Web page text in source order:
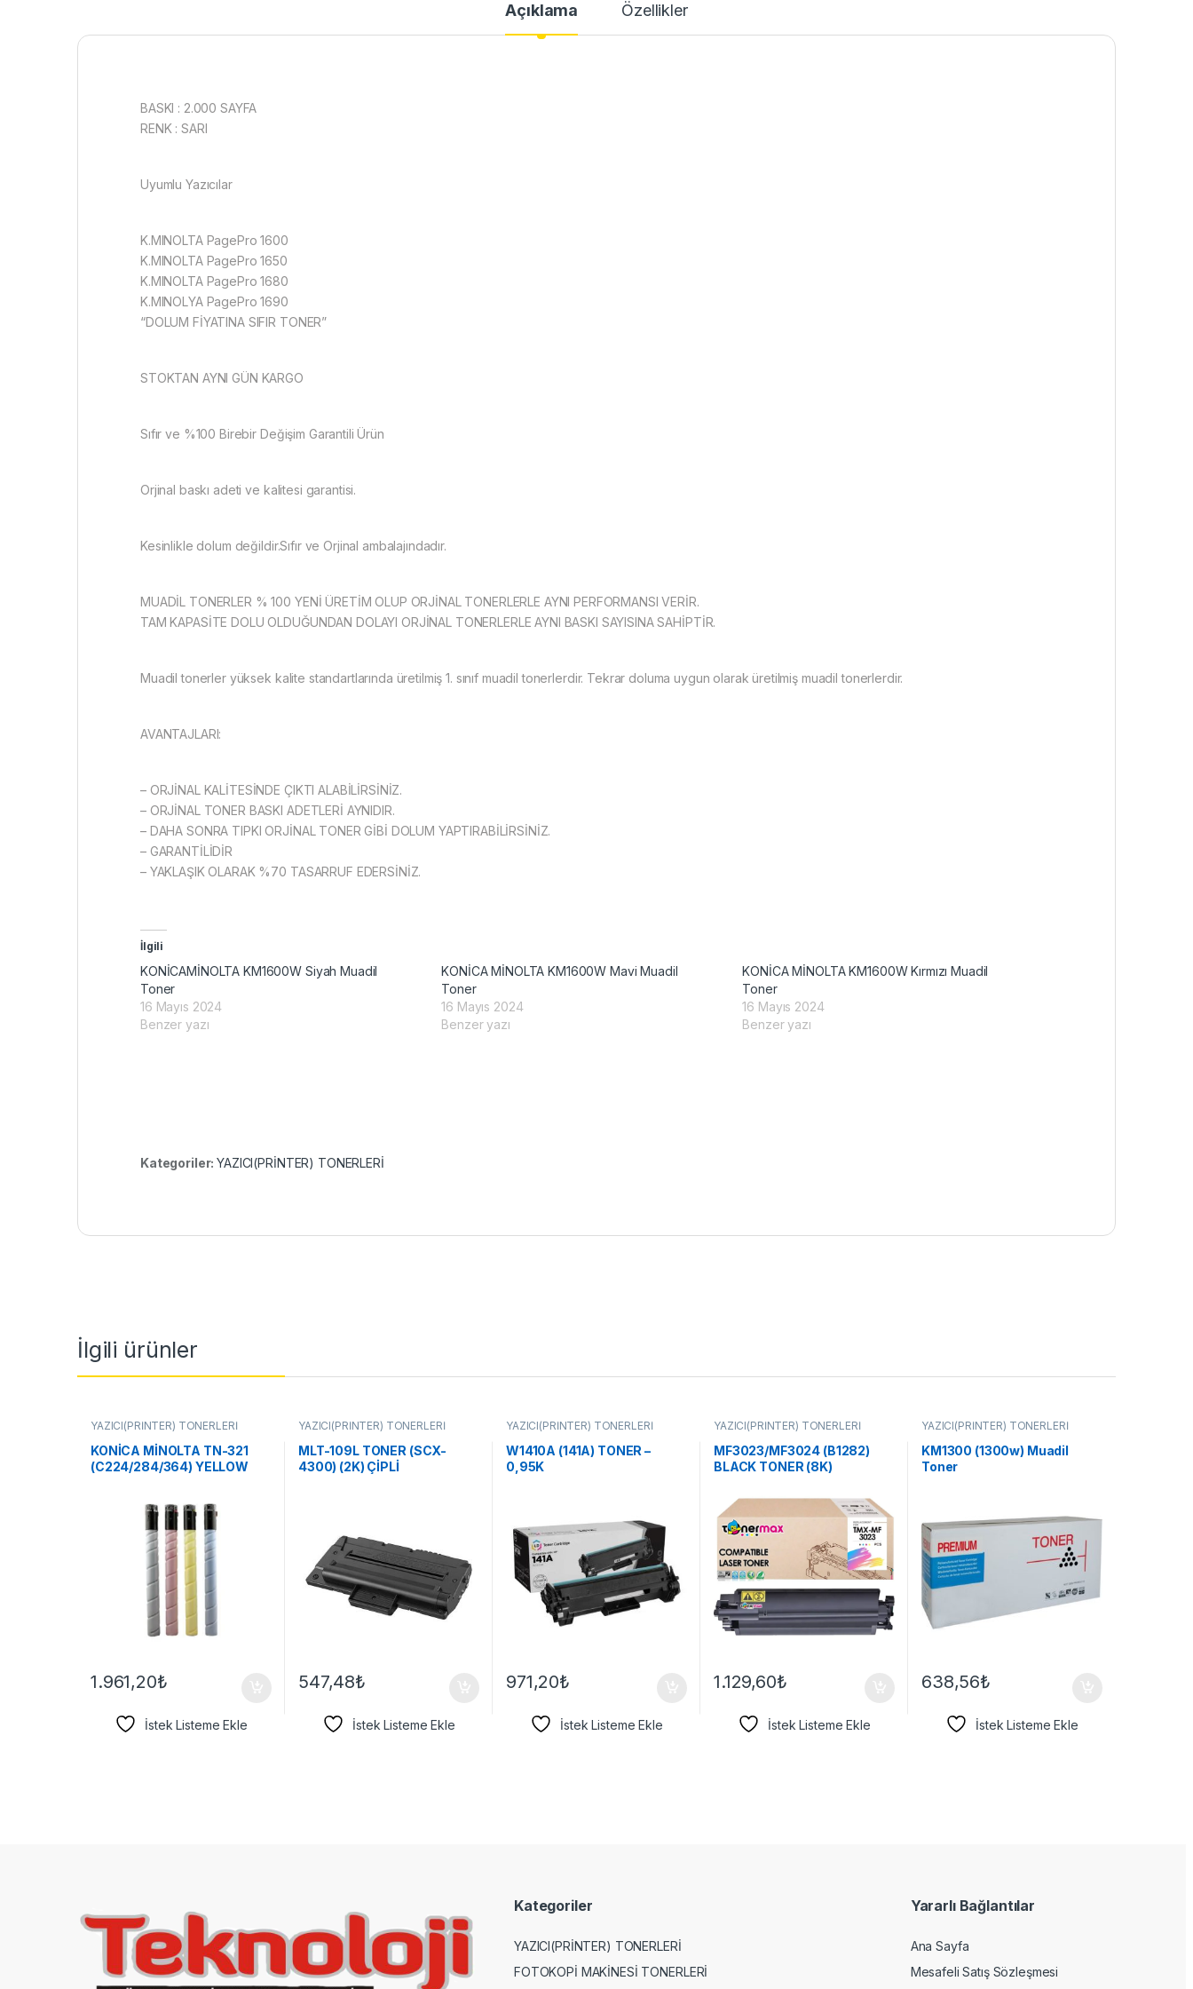
Açıklama Özellikler
BASKI : 2.000 SAYFA
RENK : SARI
Uyumlu Yazıcılar
K.MINOLTA PagePro 1600
K.MINOLTA PagePro 1650
K.MINOLTA PagePro 1680
K.MINOLYA PagePro 1690
“DOLUM FİYATINA SIFIR TONER”
STOKTAN AYNI GÜN KARGO
Sıfır ve %100 Birebir Değişim Garantili Ürün
Orjinal baskı adeti ve kalitesi garantisi.
Kesinlikle dolum değildir.Sıfır ve Orjinal ambalajındadır.
MUADİL TONERLER % 100 YENİ ÜRETİM OLUP ORJİNAL TONERLERLE AYNI PERFORMANSI VERİR.
TAM KAPASİTE DOLU OLDUĞUNDAN DOLAYI ORJİNAL TONERLERLE AYNI BASKI SAYISINA SAHİPTİR.
Muadil tonerler yüksek kalite standartlarında üretilmiş 1. sınıf muadil tonerlerdir. Tekrar doluma uygun olarak üretilmiş muadil tonerlerdir.
AVANTAJLARI:
– ORJİNAL KALİTESİNDE ÇIKTI ALABİLİRSİNİZ.
– ORJİNAL TONER BASKI ADETLERİ AYNIDIR.
– DAHA SONRA TIPKI ORJİNAL TONER GİBİ DOLUM YAPTIRABİLİRSİNİZ.
– GARANTİLİDİR
– YAKLAŞIK OLARAK %70 TASARRUF EDERSİNİZ.
İlgili
KONİCAMİNOLTA KM1600W Siyah Muadil
Toner
16 Mayıs 2024
Benzer yazı
KONİCA MİNOLTA KM1600W Mavi Muadil
Toner
16 Mayıs 2024
Benzer yazı
KONİCA MİNOLTA KM1600W Kırmızı Muadil
Toner
16 Mayıs 2024
Benzer yazı
Kategoriler:YAZICI(PRİNTER) TONERLERİ
İlgili ürünler
YAZICI(PRİNTER) TONERLERİ
KONİCA MİNOLTA TN-321
(C224/284/364) YELLOW
1.961,20₺
İstek Listeme Ekle
YAZICI(PRİNTER) TONERLERİ
MLT-109L TONER (SCX-
4300) (2K) ÇİPLİ
547,48₺
İstek Listeme Ekle
YAZICI(PRİNTER) TONERLERİ
W1410A (141A) TONER –
0,95K
971,20₺
İstek Listeme Ekle
YAZICI(PRİNTER) TONERLERİ
MF3023/MF3024 (B1282)
BLACK TONER (8K)
1.129,60₺
İstek Listeme Ekle
YAZICI(PRİNTER) TONERLERİ
KM1300 (1300w) Muadil
Toner
638,56₺
İstek Listeme Ekle
Kategoriler
YAZICI(PRİNTER) TONERLERİ
FOTOKOPİ MAKİNESİ TONERLERİ
Yararlı Bağlantılar
Ana Sayfa
Mesafeli Satış Sözleşmesi